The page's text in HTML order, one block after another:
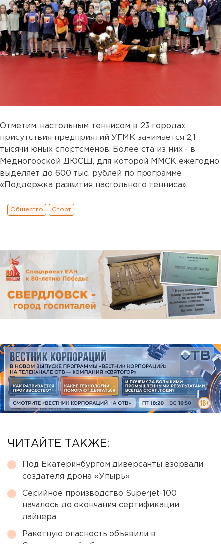
Отметим, настольным теннисом в 23 городах
присутствия предприятий УГМК занимается 2,1
тысячи юных спортсменов. Более ста из них - в
Медногорской ДЮСШ, для которой ММСК ежегодно
выделяет до 600 тыс. рублей по программе
«Поддержка развития настольного тенниса».
Общество Спорт
ЧИТАЙТЕ ТАКЖЕ:
Под Екатеринбургом диверсанты взорвали
создателя дрона «Упырь»
Серийное производство Superjet-100
началось до окончания сертификации
лайнера
Ракетную опасность объявили в